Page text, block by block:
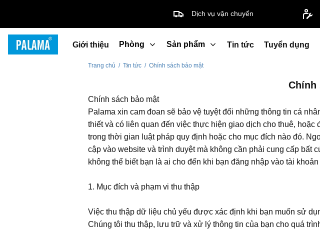
Dịch vụ vận chuyển
PalamaGiới thiệu Phòng Sản phẩm Tin tức Tuyển dụng
Trang chủ / Tin tức / Chính sách bảo mật
Chính
Chính sách bảo mật
Palama xin cam đoan sẽ bảo vệ tuyệt đối những thông tin cá
thiết và có liên quan đến việc thực hiện giao dịch cho thuê,
trong thời gian luật pháp quy định hoặc cho mục đích nào đó.
cập vào website và trình duyệt mà không cần phải cung cấp bất
không thể biết bạn là ai cho đến khi bạn đăng nhập vào tài
1. Mục đích và phạm vi thu thập
Việc thu thập dữ liệu chủ yếu được xác định khi bạn muốn sử
Chúng tôi thu thập, lưu trữ và xử lý thông tin của bạn cho quá